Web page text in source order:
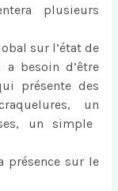
plusieurs
sur l’état de
besoin d’être
présente des
un
un simple
présence sur le